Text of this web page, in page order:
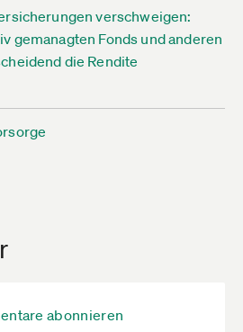
verschweigen:
gemanagten Fonds und anderen
die Rendite
abonnieren